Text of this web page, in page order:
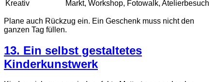
Kreativ Markt, Workshop, Fotowalk, Atelierbesuch
Plane auch Rückzug ein. Ein Geschenk muss nicht den
ganzen Tag füllen.
13. Ein selbst gestaltetes
Kinderkunstwerk